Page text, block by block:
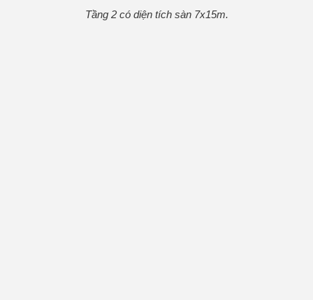
Tầng 2 có diện tích sàn 7x15m.